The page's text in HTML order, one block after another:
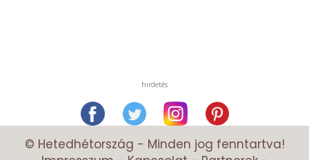
hirdetés
© Hetedhétország - Minden jog fenntartva!